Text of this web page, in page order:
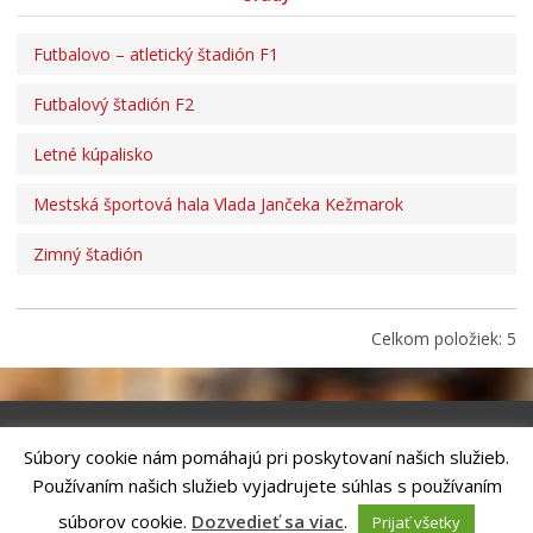
Učíme sa doma
EĽRO
Mestská knižnica
Kino Iskra
Odpadové hospodárstvo
Školstvo
Šport
Bývanie
Futbalovo – atletický štadión F1
Futbalový štadión F2
Letné kúpalisko
Mestská športová hala Vlada Jančeka Kežmarok
Zimný štadión
Celkom položiek: 5
Riešenie ANTIK SMART CITY
| Technický prevádzkovateľ – MVI
Technology, s.r.o.
Správca webového sídla: Mesto Kežmarok, Hlavné námestie, 060 01
Súbory cookie nám pomáhajú pri poskytovaní našich služieb.
Používaním našich služieb vyjadrujete súhlas s používaním
súborov cookie. Dozvedieť sa viac. Prijať všetky